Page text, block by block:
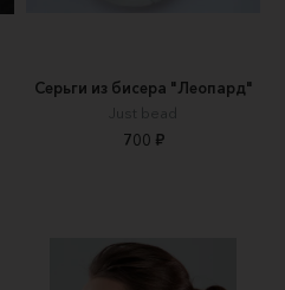
Серьги из бисера "Леопард"
Just bead
700 ₽